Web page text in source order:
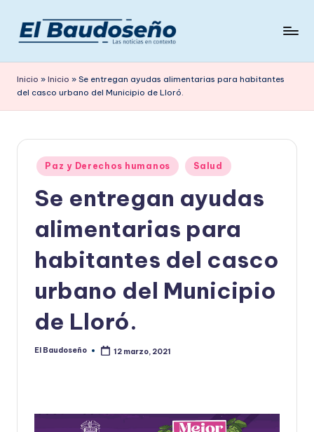
Saltar
contenido
e
ri
d
en
Inicio » Inicio » Se entregan ayudas alimentarias para habitantes
del casco urbano del Municipio de Lloró.
Publicado
en
Paz y Derechos humanos Salud
Se entregan ayudas
alimentarias para
habitantes del casco
urbano del Municipio
de Lloró.
Publicado
El Baudoseño 12 marzo, 2021